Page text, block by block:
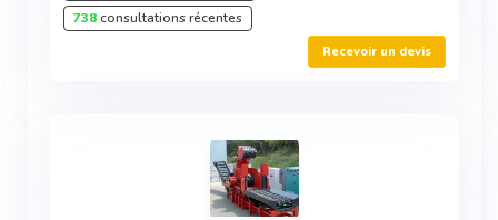
738consultations récentes
Recevoir un devis